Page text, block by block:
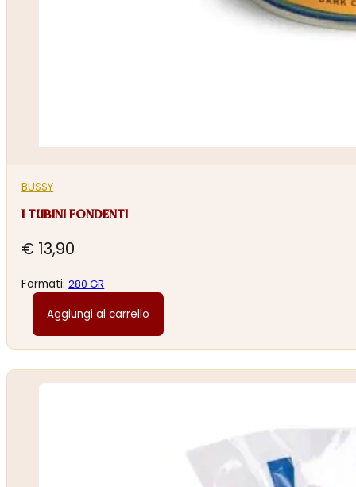
BUSSY
I TUBINI FONDENTI
€ 13,90
Formati:280 GR
Aggiungi al carrello